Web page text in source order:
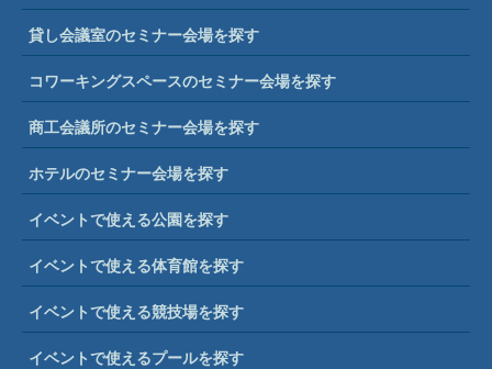
貸し会議室のセミナー会場を探す
コワーキングスペースのセミナー会場を探す
商工会議所のセミナー会場を探す
ホテルのセミナー会場を探す
イベントで使える公園を探す
イベントで使える体育館を探す
イベントで使える競技場を探す
イベントで使えるプールを探す